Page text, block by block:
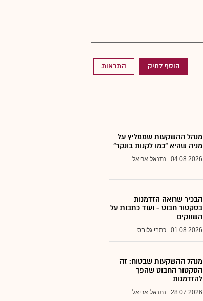
הוסף לתיק התראות
מנהל ההשקעות שממליץ על
מניה שהיא "כמו לקנות בונקר"
04.08.2026 נתנאל אריאל
הבכיר שרואה הזדמנות
בסקטור חבוט - ועוד כתבות על
השווקים
01.08.2026 כתבי גלובס
מנהל ההשקעות שבטוח: זה
הסקטור החבוט שהפך
להזדמנות
28.07.2026 נתנאל אריאל